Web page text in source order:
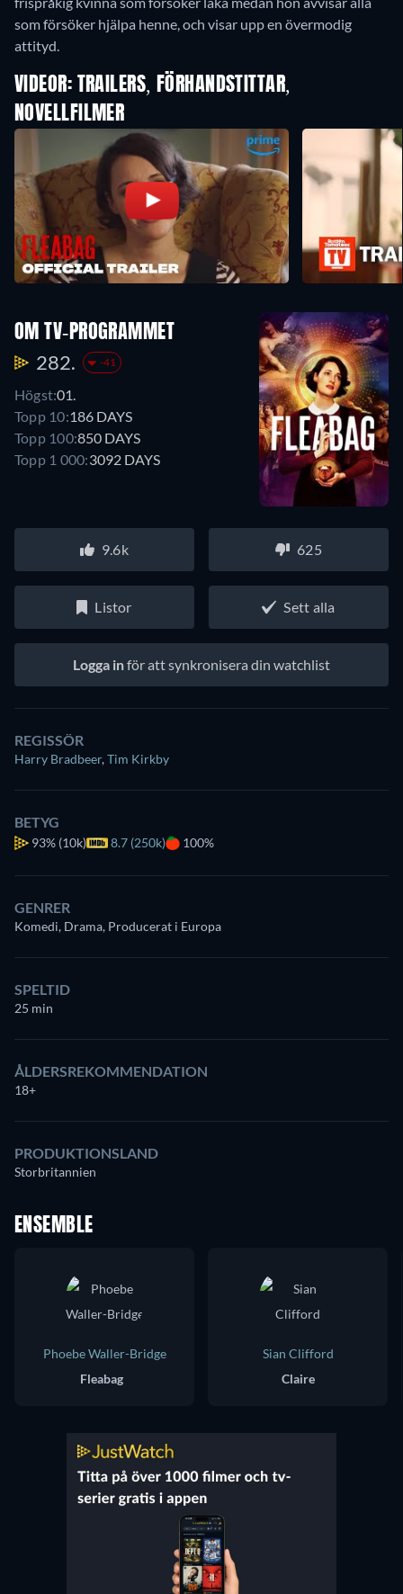
som försöker hjälpa henne, och visar upp en övermodig
attityd.
VIDEOR: TRAILERS, FÖRHANDSTITTAR,
NOVELLFILMER
OM TV-PROGRAMMET
282. -41
Högst:01.
Topp 10:186 DAYS
Topp 100:850 DAYS
Topp 1 000:3092 DAYS
9.6k 625
Listor Sett alla
Logga inför att synkronisera din watchlist
REGISSÖR
Harry Bradbeer,Tim Kirkby
BETYG
93% (10k) 8.7 (250k) 100%
GENRER
Komedi, Drama, Producerat i Europa
SPELTID
25 min
ÅLDERSREKOMMENDATION
18+
PRODUKTIONSLAND
Storbritannien
ENSEMBLE
Phoebe Waller-Bridge
Fleabag
Sian Clifford
Claire